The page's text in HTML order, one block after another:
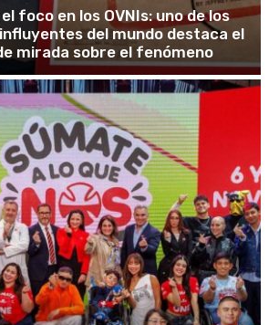
foco en los OVNIs: uno de los
del mundo destaca el
mirada sobre el fenómeno